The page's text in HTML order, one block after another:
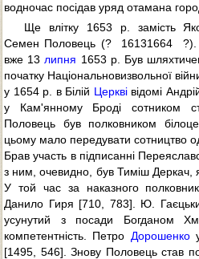
водночас посідав уряд отамана
Ще влітку 1653 р. замість
Семен Половець (?  16131664  ?).
вже 13 липня 1653 р. Був
початку Національновизвольної
у 1654 р. в Білій Церквівідомі
у Кам'янному Броді сотником
Половець був полковником
цьому мало передувати сотництво
Брав участь в підписанні
з ним, очевидно, був Тиміш Деркач,
У той час за наказного
Данило Гиря [710, 783]. Ю.
усунутий з посади Богданом
компетентність. Петро Дорошенко
[1495, 546]. Знову Половець став